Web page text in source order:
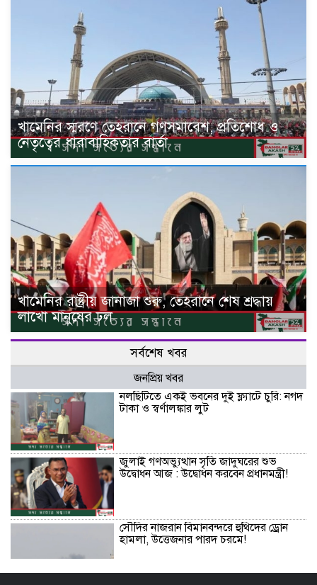
খামেনির স্মরণে তেহরানে গণসমাবেশ, প্রতিশোধ ও
নেতৃত্বের ধারাবাহিকতার বার্তা
খামেনির রাষ্ট্রীয় জানাজা শুরু, তেহরানে শেষ শ্রদ্ধায়
লাখো মানুষের ঢল
সর্বশেষ খবর
জনপ্রিয় খবর
নলছিটিতে একই ভবনের দুই ফ্ল্যাটে চুরি: নগদ
টাকা ও স্বর্ণালঙ্কার লুট
জুলাই গণঅভ্যুত্থান সৃতি জাদুঘরের শুভ
উদ্বোধন আজ : উদ্বোধন করবেন প্রধানমন্ত্রী!
সৌদির নাজরান বিমানবন্দরে হুথিদের ড্রোন
হামলা, উত্তেজনার পারদ চরমে!